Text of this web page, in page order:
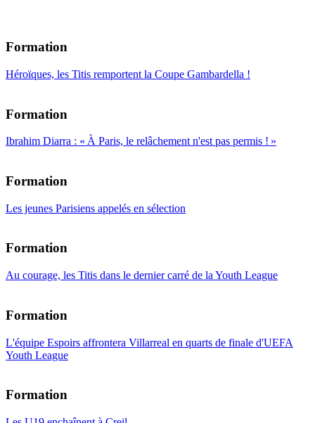
Formation
Héroïques, les Titis remportent la Coupe Gambardella !
Formation
Ibrahim Diarra : « À Paris, le relâchement n'est pas permis ! »
Formation
Les jeunes Parisiens appelés en sélection
Formation
Au courage, les Titis dans le dernier carré de la Youth League
Formation
L'équipe Espoirs affrontera Villarreal en quarts de finale d'UEFA
Youth League
Formation